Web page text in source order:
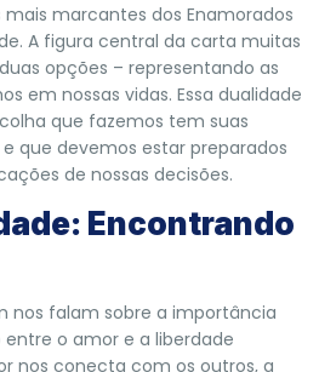
marcantes dos Enamorados
A figura central da carta muitas
opções – representando as
em nossas vidas. Essa dualidade
que fazemos tem suas
que devemos estar preparados
de nossas decisões.
Encontrando
nos falam sobre a importância
o amor e a liberdade
nos conecta com os outros, a